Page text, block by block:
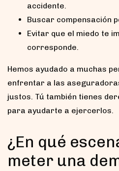
accidente.
Buscar compensación
Evitar que el miedo te
corresponde.
Hemos ayudado a muchas
enfrentar a las
justos. Tú también tienes
para ayudarte a ejercerlos.
¿En qué
meter una